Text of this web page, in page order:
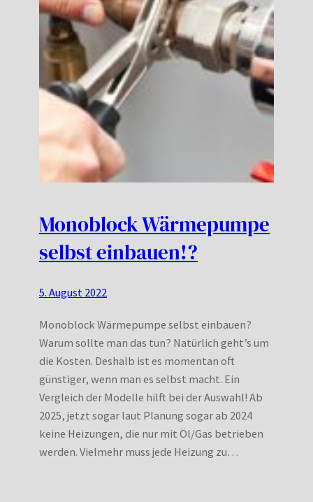
Monoblock Wärmepumpe
selbst einbauen!?
5. August 2022
Monoblock Wärmepumpe selbst einbauen?
Warum sollte man das tun? Natürlich geht’s um
die Kosten. Deshalb ist es momentan oft
günstiger, wenn man es selbst macht. Ein
Vergleich der Modelle hilft bei der Auswahl! Ab
2025, jetzt sogar laut Planung sogar ab 2024
keine Heizungen, die nur mit Öl/Gas betrieben
werden. Vielmehr muss jede Heizung zu…